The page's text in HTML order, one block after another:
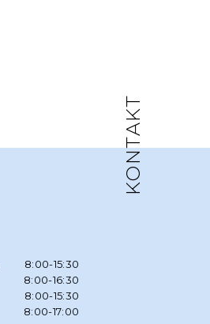
KONTAKT
8:00-15:30
8:00-16:30
8:00-15:30
8:00-17:00